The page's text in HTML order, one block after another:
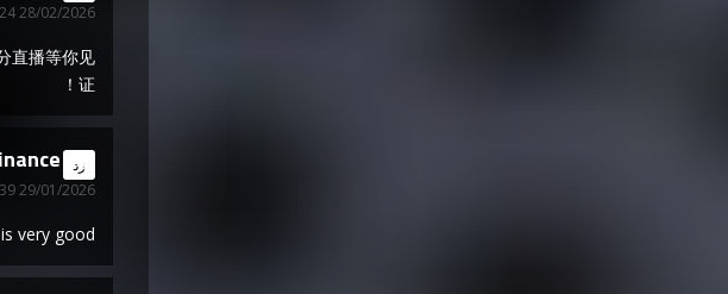
28/02/2026 at 22:24
直播等你见
证！
says:
29/01/2026 at 03:39
رد
very good.